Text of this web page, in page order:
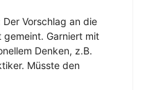
Vorschlag an die
gemeint. Garniert mit
Denken, z.B.
Müsste den